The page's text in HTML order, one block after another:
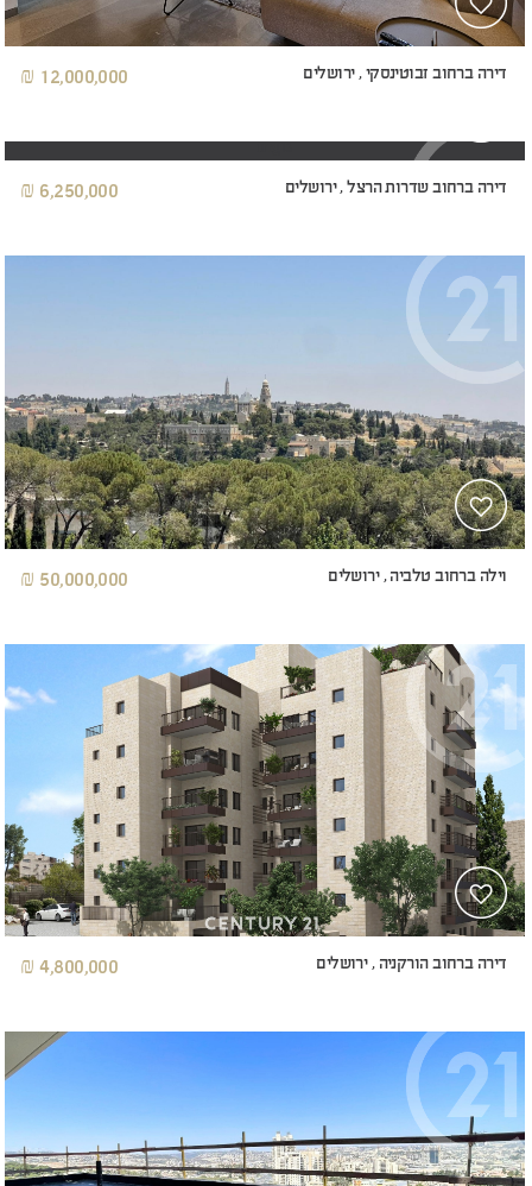
דירה ברחוב זבוטינסקי , ירושלים 12,000,000 ₪
דירה ברחוב שדרות הרצל , ירושלים 6,250,000 ₪
וילה ברחוב טלביה , ירושלים 50,000,000 ₪
דירה ברחוב הורקניה , ירושלים 4,800,000 ₪